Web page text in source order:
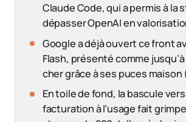
Claude Code, qui a permis à la
dépasser OpenAI en
Google a déjà ouvert ce front
Flash, présenté comme
cher grâce à ses puces maison
En toile de fond, la bascule
facturation à l’usage fait